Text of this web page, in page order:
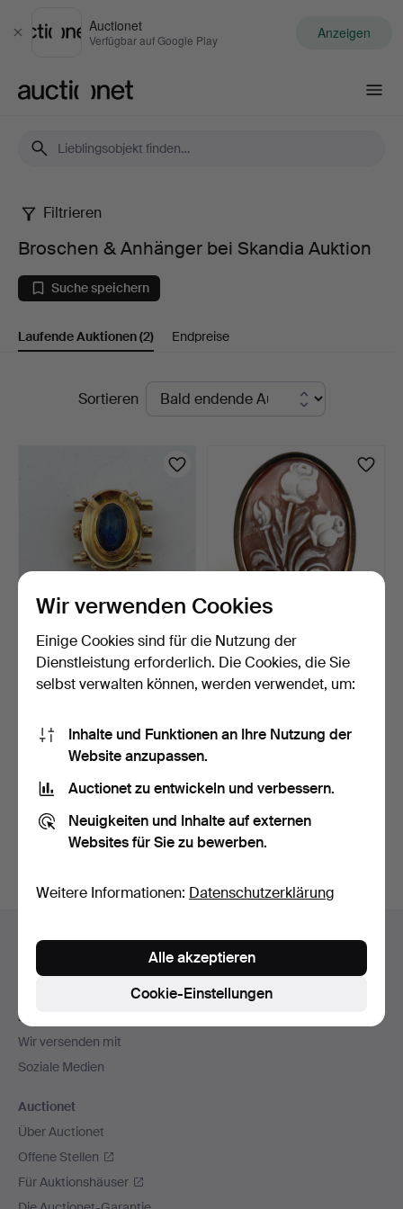
Schließen
Auctionet
Verfügbar auf Google Play Anzeigen
Broschen
Anhänger
bei
Skandia
Filtrieren
Broschen & Anhänger bei Skandia Auktion
Suche speichern
Laufende Auktionen(2) Endpreise
LaufendeSortieren
BROSCHE/
HALSSCHLIEẞE, 14K Gold,
gefasst m…
6 Std 15 Min
BROSCHE, 14 K Gold,
Muschelkamee mit gesch…
1 Tag
Ausgewähltes
Suche speichern
Archiv
suchen.
Navigation
Hilfe und Kontakt
Kontakt mit dem Support aufnehmen
Zahlungsweisen
Wir versenden mit
Soziale Medien
Auctionet
Über Auctionet
Offene Stellen
Für Auktionshäuser
Wir verwenden Cookies
Einige Cookies sind für die Nutzung der
Dienstleistung erforderlich. Die Cookies, die Sie
selbst verwalten können, werden verwendet, um:
Inhalte und Funktionen an Ihre Nutzung der
Website anzupassen.
Auctionet zu entwickeln und verbessern.
Neuigkeiten und Inhalte auf externen
Websites für Sie zu bewerben.
Weitere Informationen: Datenschutzerklärung
Cookie-Einstellungen
Alle akzeptieren